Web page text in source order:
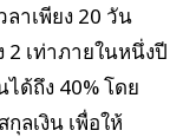
าเพียง 20 วัน
2 เท่าภายในหนึ่งปี
ด้ถึง 40% โดย
ลเงิน เพื่อให้